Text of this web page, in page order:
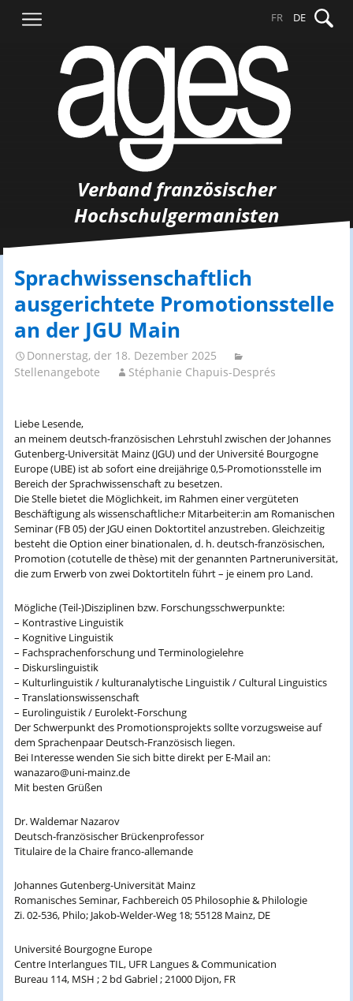
Inhalt
nach:
FR DE
Verband französischer
Hochschulgermanisten
Sprachwissenschaftlich
ausgerichtete Promotionsstelle
an der JGU Main
Donnerstag, der 18. Dezember 2025
Stellenangebote
Stéphanie Chapuis-Després
Liebe Lesende,
an meinem deutsch-französischen Lehrstuhl zwischen der Johannes
Gutenberg-Universität Mainz (JGU) und der Université Bourgogne
Europe (UBE) ist ab sofort eine dreijährige 0,5-Promotionsstelle im
Bereich der Sprachwissenschaft zu besetzen.
Die Stelle bietet die Möglichkeit, im Rahmen einer vergüteten
Beschäftigung als wissenschaftliche:r Mitarbeiter:in am Romanischen
Seminar (FB 05) der JGU einen Doktortitel anzustreben. Gleichzeitig
besteht die Option einer binationalen, d. h. deutsch-französischen,
Promotion (cotutelle de thèse) mit der genannten Partneruniversität,
die zum Erwerb von zwei Doktortiteln führt – je einem pro Land.
Mögliche (Teil-)Disziplinen bzw. Forschungsschwerpunkte:
– Kontrastive Linguistik
– Kognitive Linguistik
– Fachsprachenforschung und Terminologielehre
– Diskurslinguistik
– Kulturlinguistik / kulturanalytische Linguistik / Cultural Linguistics
– Translationswissenschaft
– Eurolinguistik / Eurolekt-Forschung
Der Schwerpunkt des Promotionsprojekts sollte vorzugsweise auf
dem Sprachenpaar Deutsch-Französisch liegen.
Bei Interesse wenden Sie sich bitte direkt per E-Mail an:
wanazaro@uni-mainz.de
Mit besten Grüßen
Dr. Waldemar Nazarov
Deutsch-französischer Brückenprofessor
Titulaire de la Chaire franco-allemande
Johannes Gutenberg-Universität Mainz
Romanisches Seminar, Fachbereich 05 Philosophie & Philologie
Zi. 02-536, Philo; Jakob-Welder-Weg 18; 55128 Mainz, DE
Université Bourgogne Europe
Centre Interlangues TIL, UFR Langues & Communication
Bureau 114, MSH ; 2 bd Gabriel ; 21000 Dijon, FR